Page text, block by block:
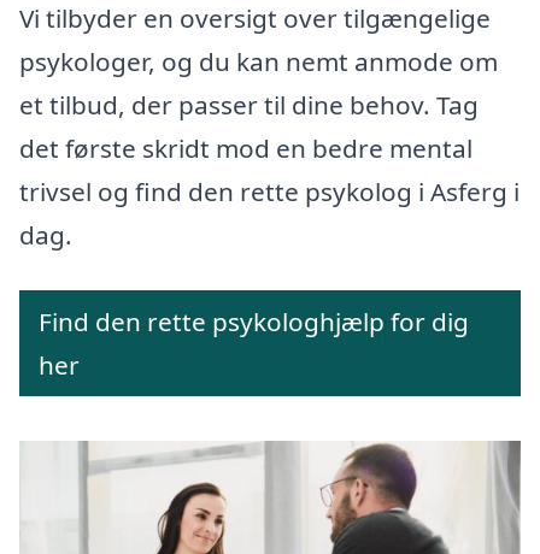
Vi tilbyder en oversigt over tilgængelige
psykologer, og du kan nemt anmode om
et tilbud, der passer til dine behov. Tag
det første skridt mod en bedre mental
trivsel og find den rette psykolog i Asferg i
dag.
Find den rette psykologhjælp for dig
her